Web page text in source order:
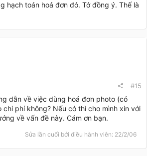
hạch toán hoá đơn đó. Tớ đồng ý. Thế là
#15
dẫn về việc dùng hoá đơn photo (có
phí không? Nếu có thì cho mình xin với
về vấn đề này. Cám ơn bạn.
Sửa lần cuối bởi điều hành viên: 22/2/06